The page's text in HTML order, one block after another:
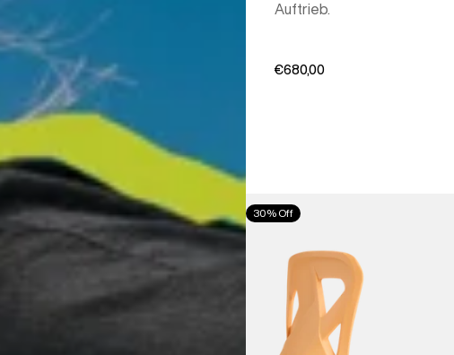
Auftrieb.
€680,00
Burton
Step
Re:Flex
Snowboardbindung
Herren
30% Off